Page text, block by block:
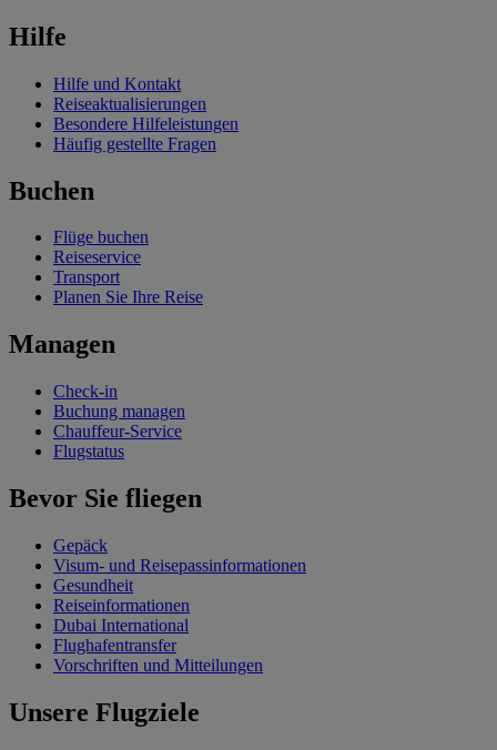
Hilfe
Hilfe und Kontakt
Reiseaktualisierungen
Besondere Hilfeleistungen
Häufig gestellte Fragen
Buchen
Flüge buchen
Reiseservice
Transport
Planen Sie Ihre Reise
Managen
Check-in
Buchung managen
Chauffeur-Service
Flugstatus
Bevor Sie fliegen
Gepäck
Visum- und Reisepassinformationen
Gesundheit
Reiseinformationen
Dubai International
Flughafentransfer
Vorschriften und Mitteilungen
Unsere Flugziele